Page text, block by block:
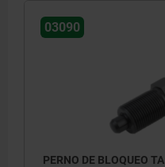
03090
PERNO DE BLOQUEO